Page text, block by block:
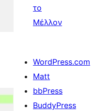
το
Μέλλον
WordPress.com
Matt
bbPress
BuddyPress